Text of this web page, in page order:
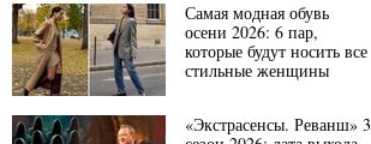
Самая модная обувь
осени 2026: 6 пар,
которые будут носить все
стильные женщины
«Экстрасенсы. Реванш» 3